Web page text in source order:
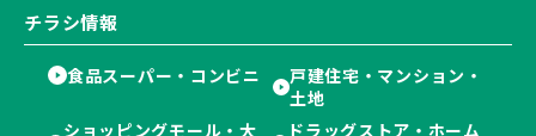
チラシ情報
食品スーパー・コンビニ
戸建住宅・マンション・
土地
ショッピングモール・大
ドラッグストア・ホーム